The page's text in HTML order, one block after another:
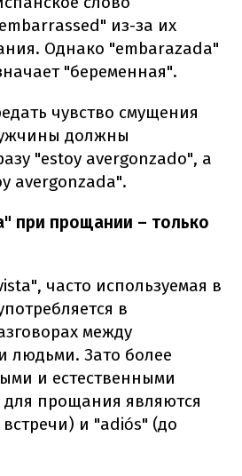
из-за их
Однако "embarazada"
"беременная".
чувство смущения
должны
"estoy avergonzado", а
avergonzada".
при прощании – только
часто используемая в
в
между
людьми. Зато более
и естественными
прощания являются
и "adiós" (до